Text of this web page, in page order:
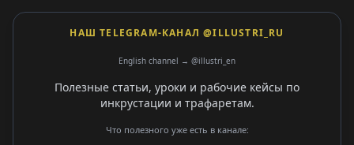
НАШ TELEGRAM-КАНАЛ @ILLUSTRI_RU
English channel → @illustri_en
Полезные статьи, уроки и рабочие кейсы по
инкрустации и трафаретам.
Что полезного уже есть в канале: